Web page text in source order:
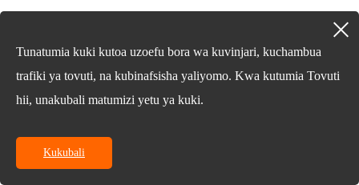
Tunatumia kuki kutoa uzoefu bora wa kuvinjari, kuchambua
trafiki ya tovuti, na kubinafsisha yaliyomo. Kwa kutumia Tovuti
hii, unakubali matumizi yetu ya kuki.
Kukubali